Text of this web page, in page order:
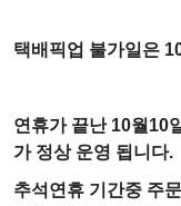
택배픽업 불가일은
연휴가 끝난 10월10
가 정상 운영 됩니다.
추석연휴 기간중 주